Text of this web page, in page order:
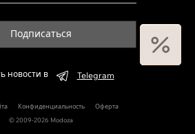
Подписаться
новости в Telegram
Конфиденциальность
Оферта
© 2009-2026 Modoza